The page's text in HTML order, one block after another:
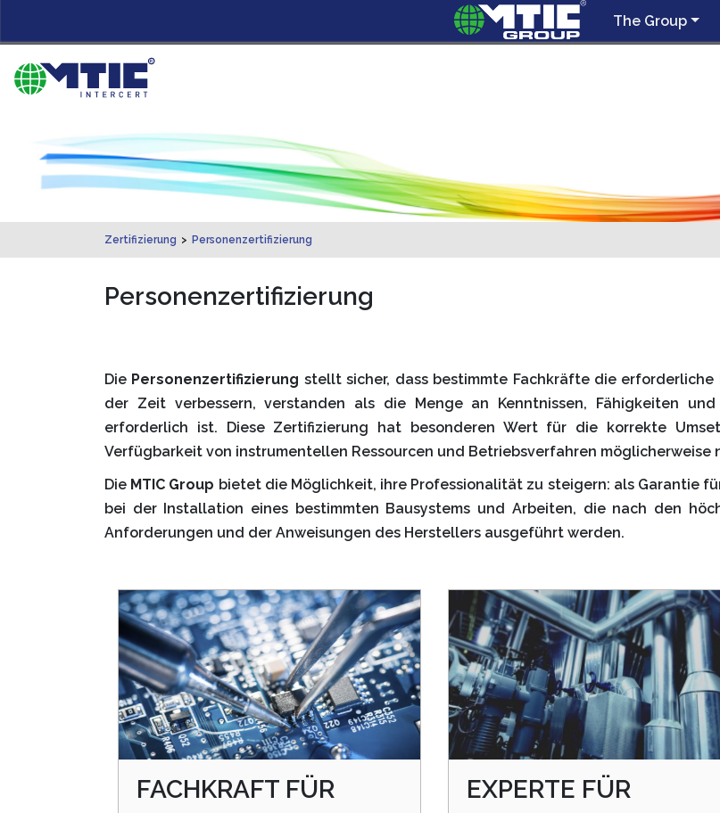
The Group
Zertifizierung > Personenzertifizierung
Personenzertifizierung
Die Personenzertifizierung stellt sicher, dass bestimmte Fachkräfte die
der Zeit verbessern, verstanden als die Menge an Kenntnissen, Fähigkeiten
erforderlich ist. Diese Zertifizierung hat besonderen Wert für die korrekte
Verfügbarkeit von instrumentellen Ressourcen und Betriebsverfahren möglicherweise
Die MTIC Group bietet die Möglichkeit, ihre Professionalität zu steigern: als Garantie
bei der Installation eines bestimmten Bausystems und Arbeiten, die nach den
Anforderungen und der Anweisungen des Herstellers ausgeführt werden.
FACHKRAFT FÜR
EXPERTE FÜR